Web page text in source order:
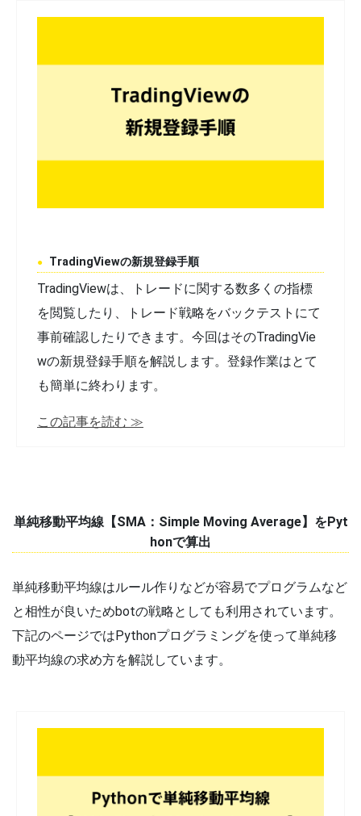
TradingViewの新規登録手順
TradingViewは、トレードに関する数多くの指標
を閲覧したり、トレード戦略をバックテストにて
事前確認したりできます。今回はそのTradingVie
wの新規登録手順を解説します。登録作業はとて
も簡単に終わります。
この記事を読む ≫
単純移動平均線【SMA：Simple Moving Average】をPyt
honで算出
単純移動平均線はルール作りなどが容易でプログラムなど
と相性が良いためbotの戦略としても利用されています。
下記のページではPythonプログラミングを使って単純移
動平均線の求め方を解説しています。